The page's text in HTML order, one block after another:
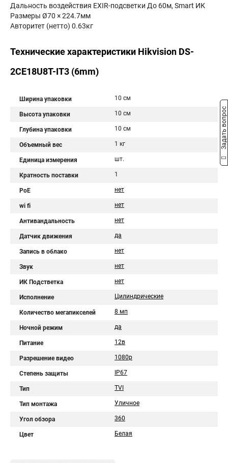
Дальность воздействия EXIR-подсветки До 60м, Smart ИК
Размеры Ø70 × 224.7мм
Авторитет (нетто) 0.63кг
Технические характеристики Hikvision DS-
2CE18U8T-IT3 (6mm)
Ширина упаковки 10 см
Высота упаковки 10 см
Глубина упаковки 10 см
Объемный вес 1 кг
Единица измерения шт.
Кратность поставки 1
PoE нет
wi fi нет
Антивандальность нет
Датчик движения да
Запись в облако нет
Звук нет
ИК Подстветка нет
Исполнение Цилиндрические
Количество мегапикселей 8 мп
Ночной режим да
Питание 12в
Разрешение видео 1080p
Степень защиты IP67
Тип TVI
Тип монтажа Уличное
Угол обзора 360
Цвет Белая
Задать вопрос